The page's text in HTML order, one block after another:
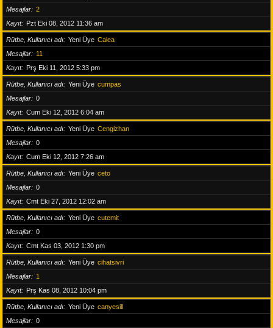
Mesajlar
2
Kayıt
Pzt Eki 08, 2012 11:36 am
Rütbe, Kullanıcı adı Yeni Üye Calea
Mesajlar
11
Kayıt
Prş Eki 11, 2012 5:33 pm
Rütbe, Kullanıcı adı Yeni Üye cumpas
Mesajlar
0
Kayıt
Cum Eki 12, 2012 6:04 am
Rütbe, Kullanıcı adı Yeni Üye Cengizhan
Mesajlar
0
Kayıt
Cum Eki 12, 2012 7:26 am
Rütbe, Kullanıcı adı Yeni Üye ceto
Mesajlar
0
Kayıt
Cmt Eki 27, 2012 12:02 am
Rütbe, Kullanıcı adı Yeni Üye cutemit
Mesajlar
0
Kayıt
Cmt Kas 03, 2012 1:30 pm
Rütbe, Kullanıcı adı Yeni Üye cihatsivri
Mesajlar
1
Kayıt
Prş Kas 08, 2012 10:04 pm
Rütbe, Kullanıcı adı Yeni Üye canyesill
Mesajlar
0